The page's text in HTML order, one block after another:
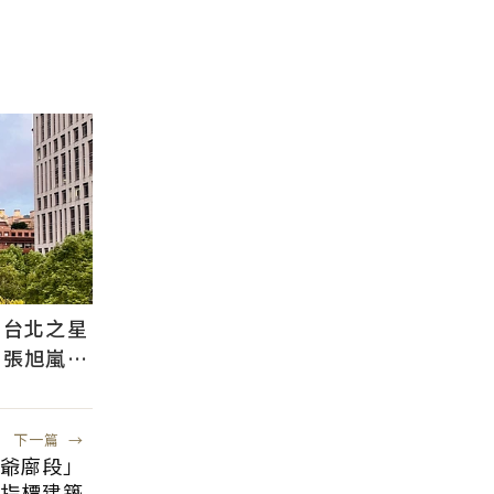
北之星
旭嵐：
下一篇 →
廍段」